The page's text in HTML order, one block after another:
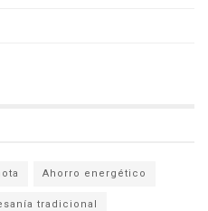
Ahorro energético
tradicional